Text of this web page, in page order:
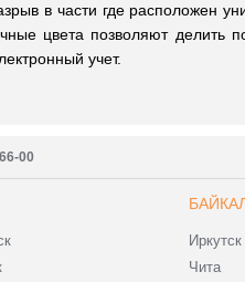
в части где расположен
цвета позволяют делить
учет.
00
Иркутск
Чита